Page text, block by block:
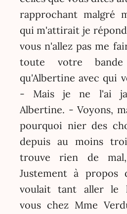
rapprochant malgré
qui m'attirait je
vous n'allez pas me
toute votre
qu'Albertine avec qui
- Mais je ne l'ai
Albertine. - Voyons,
pourquoi nier des
depuis au moins
trouve rien de
Justement à
voulait tant aller le
vous chez Mme